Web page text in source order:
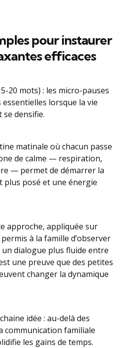
pour instaurer
efficaces
20 mots) : les micro-pauses
lorsque la vie
se densifie.
matinale où chacun passe
de calme — respiration,
— permet de démarrer la
plus posé et une énergie
approche, appliquée sur
à la famille d’observer
un dialogue plus fluide entre
une preuve que des petites
changer la dynamique
idée : au-delà des
communication familiale
les gains de temps.